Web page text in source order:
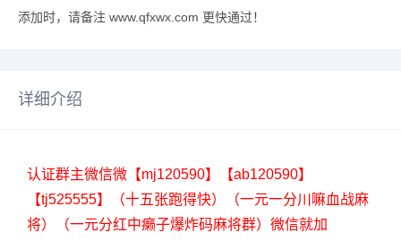
添加时，请备注 www.qfxwx.com 更快通过！
详细介绍
认证群主微信微【mj120590】【ab120590】
【tj525555】（十五张跑得快）（一元一分川嘛血战麻
将）（一元分红中癞子爆炸码麻将群）微信就加